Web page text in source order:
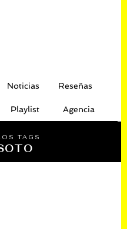
Noticias Reseñas
Playlist Agencia
TAGS